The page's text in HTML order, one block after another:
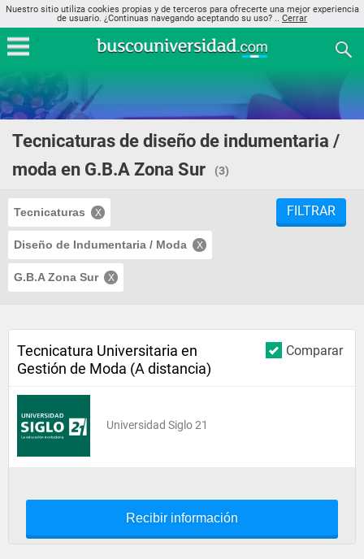
Nuestro sitio utiliza cookies propias y de terceros para ofrecerte una mejor experiencia
de usuario. ¿Continuas navegando aceptando su uso? .. Cerrar
Tecnicaturas de diseño de indumentaria /
moda en G.B.A Zona Sur
(3)
Tecnicaturas
Diseño de Indumentaria / Moda
G.B.A Zona Sur
FILTRAR
Comparar
Tecnicatura Universitaria en
Gestión de Moda (A distancia)
Universidad Siglo 21
Recibir información